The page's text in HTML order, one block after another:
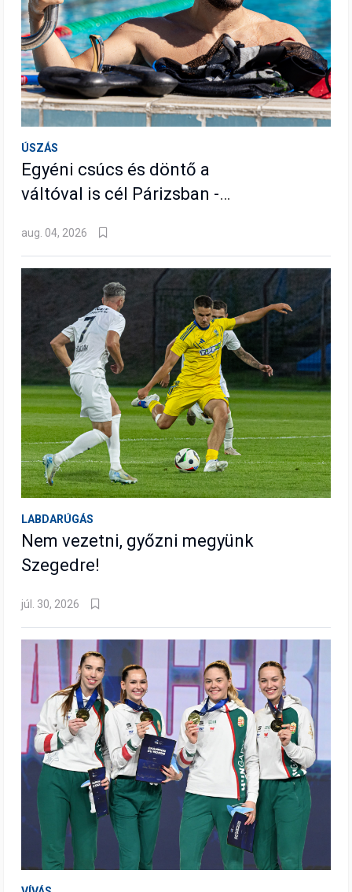
ÚSZÁS
Egyéni csúcs és döntő a
váltóval is cél Párizsban -
aug. 04, 2026
LABDARÚGÁS
Nem vezetni, győzni megyünk
Szegedre!
júl. 30, 2026